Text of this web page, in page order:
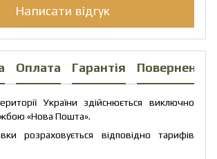
Написати відгук
Оплата Гарантія Повернення
України здійснюється виключно
«Нова Пошта».
розраховується відповідно тарифів